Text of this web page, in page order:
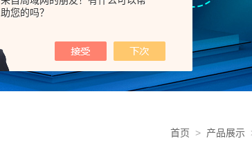
助您的吗？
首页 > 产品展示